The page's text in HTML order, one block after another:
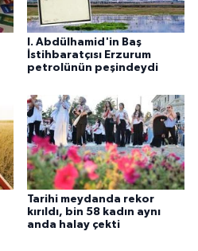
I. Abdülhamid'in Baş
İstihbaratçısı Erzurum
petrolünün peşindeydi
Tarihi meydanda rekor
kırıldı, bin 58 kadın aynı
anda halay çekti